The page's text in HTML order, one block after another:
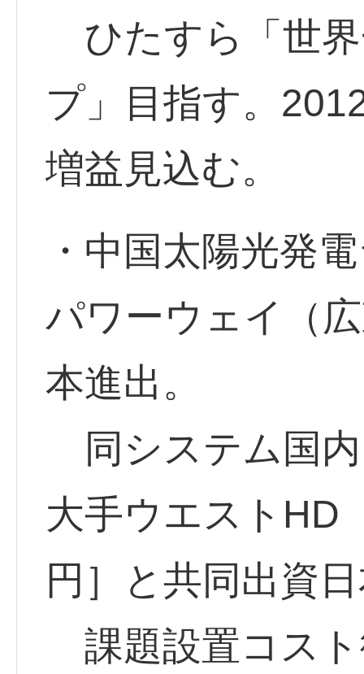
ひたすら「世
プ」目指す。
増益見込む。
・中国太陽光発
パワーウェイ（
本進出。
同システム国
大手ウエスト
円］と共同出資
課題設置コス